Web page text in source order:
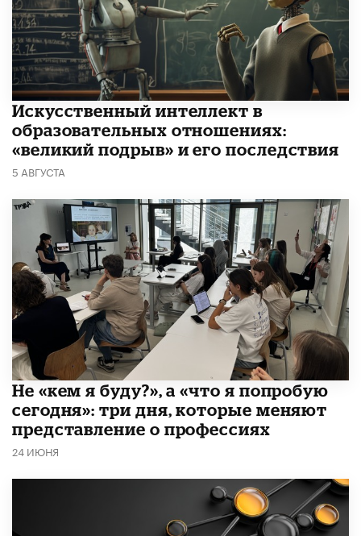
​Искусственный интеллект в
образовательных отношениях:
«великий подрыв» и его последствия
5 АВГУСТА
Не «кем я буду?», а «что я попробую
сегодня»: три дня, которые меняют
представление о профессиях
24 ИЮНЯ